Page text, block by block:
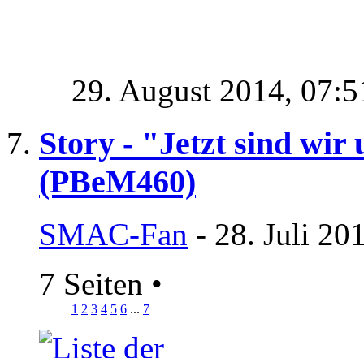
29. August 2014,
Story - "Jetzt sind wir
(PBeM460)
SMAC-Fan - 28. Juli
7 Seiten •
1 2 3 4 5 6 ... 7